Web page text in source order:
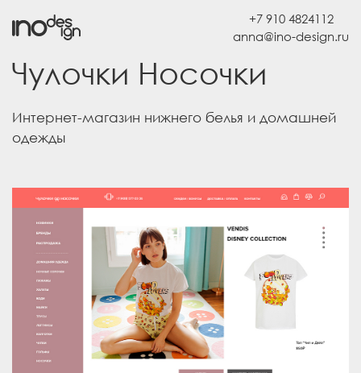
+7 910 4824112
Чулочки Носочки
Интернет-магазин нижнего белья и домашней
одежды